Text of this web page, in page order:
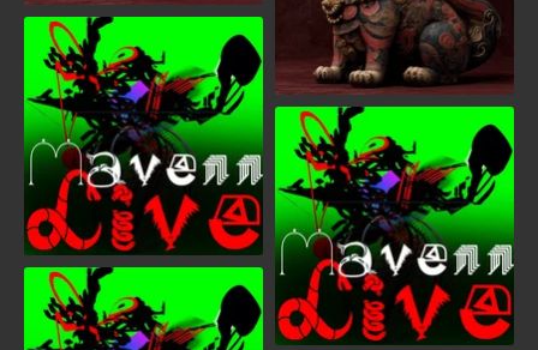
MANIFESZTUM
Mavenn Live concert